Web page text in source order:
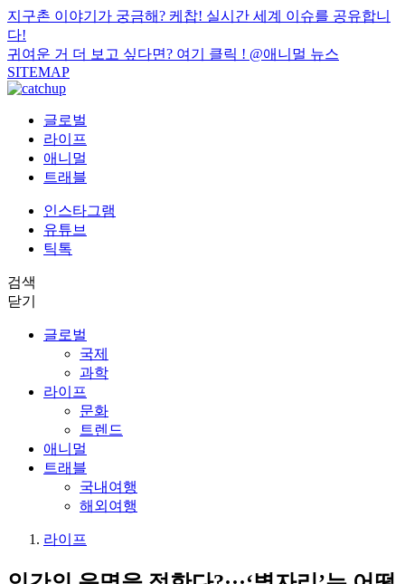
지구촌 이야기가 궁금해? 케찹! 실시간 세계 이슈를 공유합니
다!
귀여운 거 더 보고 싶다면? 여기 클릭 ! @애니멀 뉴스
SITEMAP
글로벌
라이프
애니멀
트래블
인스타그램
유튜브
틱톡
검색
닫기
글로벌
국제
과학
라이프
문화
트렌드
애니멀
트래블
국내여행
해외여행
라이프